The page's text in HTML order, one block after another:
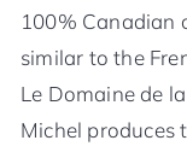
100% Canadian
similar to the
Le Domaine de
Michel produces